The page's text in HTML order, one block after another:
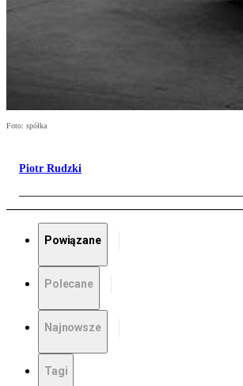
Foto: spółka
Piotr Rudzki
Powiązane
Polecane
Najnowsze
Tagi